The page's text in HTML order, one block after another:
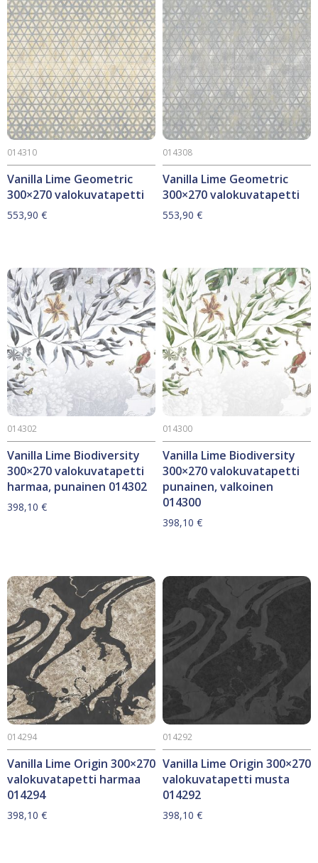
Vanilla Lime Geometric
300×270 valokuvatapetti
014310
553,90 €
Vanilla Lime Geometric
300×270 valokuvatapetti
014308
553,90 €
Vanilla Lime Biodiversity
300×270 valokuvatapetti
harmaa, punainen 014302
014302
398,10 €
Vanilla Lime Biodiversity
300×270 valokuvatapetti
punainen, valkoinen
014300
014300
398,10 €
Vanilla Lime Origin 300×270
valokuvatapetti harmaa
014294
014294
398,10 €
Vanilla Lime Origin 300×270
valokuvatapetti musta
014292
014292
398,10 €